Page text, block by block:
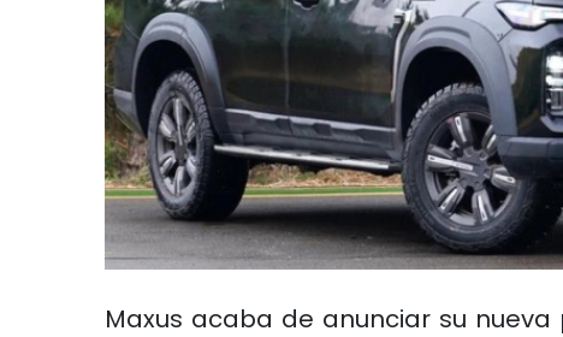
Maxus acaba de anunciar su nueva